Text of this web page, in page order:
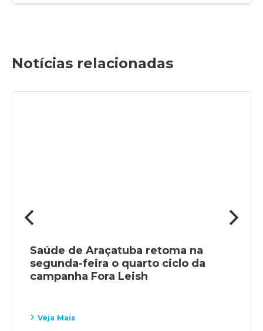
Notícias relacionadas
Saúde de Araçatuba retoma na
segunda-feira o quarto ciclo da
campanha Fora Leish
Veja Mais